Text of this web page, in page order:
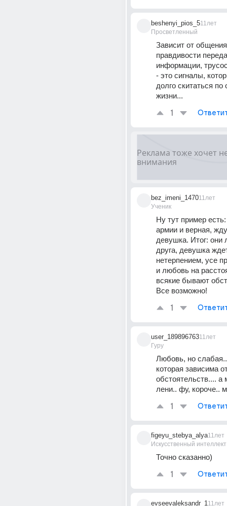
beshenyi_pios_5
Просветленный
11лет
Зависит от
правдивости
информации,
- это сигналы,
долго скитаться по
жизни...
1
bez_imeni_1470
Ученик
11лет
Ну тут пример
армии и верная,
девушка. Итог: они
друга, девушка
нетерпением, усе
и любовь на
всякие бывают
Все возможно!
1
user_189896763
Гуру
11лет
Любовь, но
которая зависима
обстоятельств.... а
лени.. фу, короче..
1
figeyu_stebya_alya
Искусственный интеллект
11лет
Точно сказанно)
1
evseevaleksandr_111лет